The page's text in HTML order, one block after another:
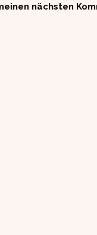
nächsten